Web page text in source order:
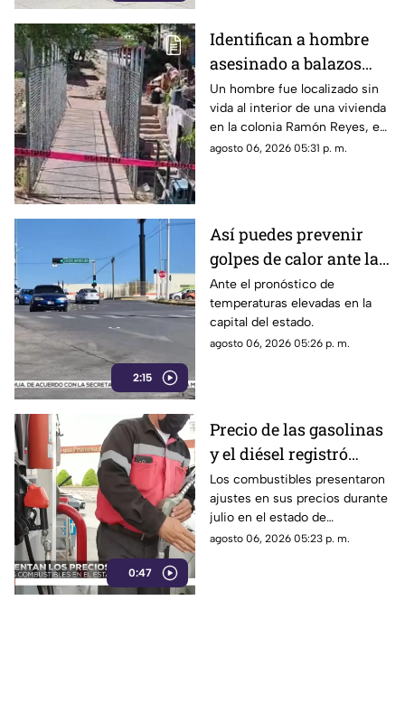
Identifican a hombre
asesinado a balazos
dentro de una vivienda
en la colonia Ramón
Reyes
Un hombre fue localizado sin
vida al interior de una vivienda
en la colonia Ramón Reyes, en
la ciudad de Chihuahua.
agosto 06, 2026 05:31 p. m.
2:15
Así puedes prevenir
golpes de calor ante las
altas temperaturas en
Chihuahua
Ante el pronóstico de
temperaturas elevadas en la
capital del estado.
agosto 06, 2026 05:26 p. m.
0:47
Precio de las gasolinas
y el diésel registró
variaciones en
Chihuahua durante
julio | VIDEO
Los combustibles presentaron
ajustes en sus precios durante
julio en el estado de
Chihuahua.
agosto 06, 2026 05:23 p. m.